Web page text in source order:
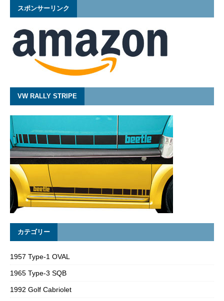
スポンサーリンク
VW RALLY STRIPE
カテゴリー
1957 Type-1 OVAL
1965 Type-3 SQB
1992 Golf Cabriolet